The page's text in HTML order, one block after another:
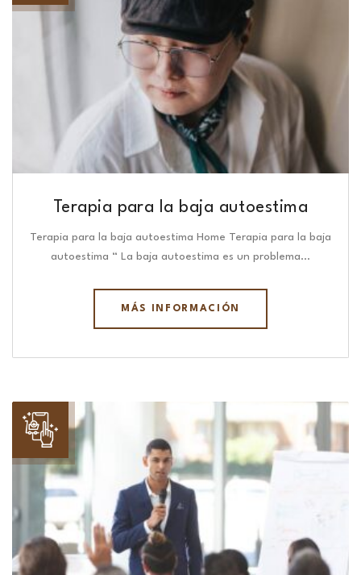
Terapia para la baja autoestima
Terapia para la baja autoestima Home Terapia para la baja
autoestima “ La baja autoestima es un problema…
MÁS INFORMACIÓN